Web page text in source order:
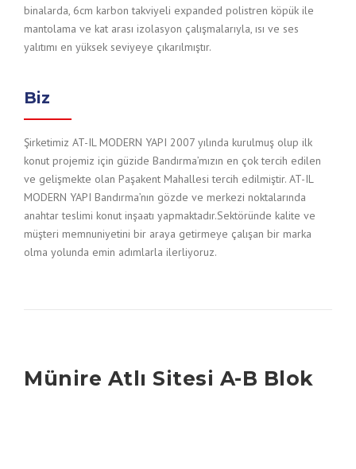
binalarda, 6cm karbon takviyeli expanded polistren köpük ile
mantolama ve kat arası izolasyon çalışmalarıyla, ısı ve ses
yalıtımı en yüksek seviyeye çıkarılmıştır.
Biz
Şirketimiz AT-IL MODERN YAPI 2007 yılında kurulmuş olup ilk
konut projemiz için güzide Bandırma’mızın en çok tercih edilen
ve gelişmekte olan Paşakent Mahallesi tercih edilmiştir. AT-IL
MODERN YAPI Bandırma’nın gözde ve merkezi noktalarında
anahtar teslimi konut inşaatı yapmaktadır.Sektöründe kalite ve
müşteri memnuniyetini bir araya getirmeye çalışan bir marka
olma yolunda emin adımlarla ilerliyoruz.
Münire Atlı Sitesi A-B Blok